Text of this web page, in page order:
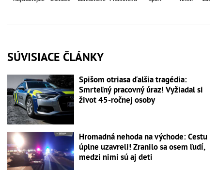
SÚVISIACE ČLÁNKY
Spišom otriasa ďalšia tragédia:
Smrteľný pracovný úraz! Vyžiadal si
život 45-ročnej osoby
Hromadná nehoda na východe: Cestu
úplne uzavreli! Zranilo sa osem ľudí,
medzi nimi sú aj deti